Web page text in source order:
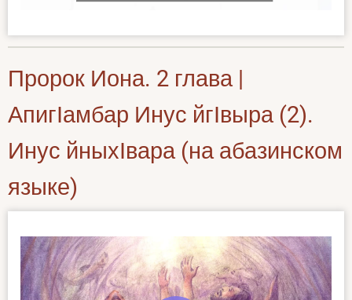
Пророк Иона. 2 глава |
АпигӀамбар Инус йгӀвыра (2).
Инус йныхӀвара (на абазинском
языке)